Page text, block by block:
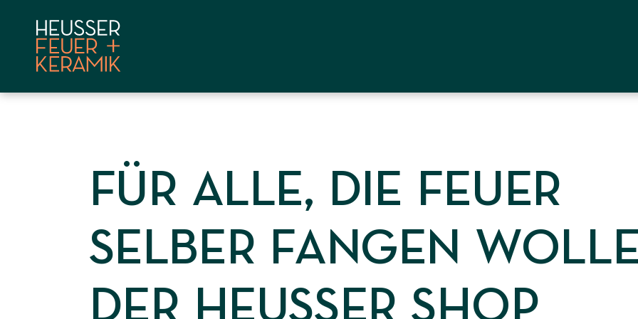
REFERENZEN
ANGEBOT
HEUSSER AG
WISSEN
FÜR ALLE, DIE FEUER
SELBER FANGEN
DER HEUSSER SHOP